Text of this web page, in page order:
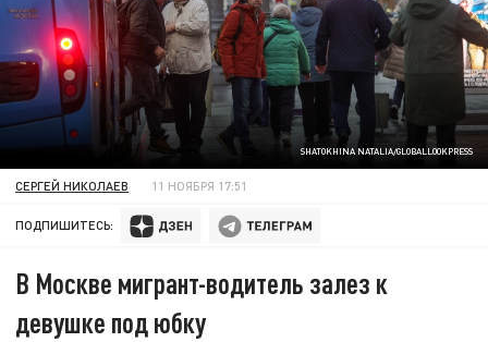
SHATOKHINA NATALIA/GLOBALLOOKPRESS
СЕРГЕЙ НИКОЛАЕВ 11 НОЯБРЯ 17:51
ПОДПИШИТЕСЬ:
В Москве мигрант-водитель залез к
девушке под юбку